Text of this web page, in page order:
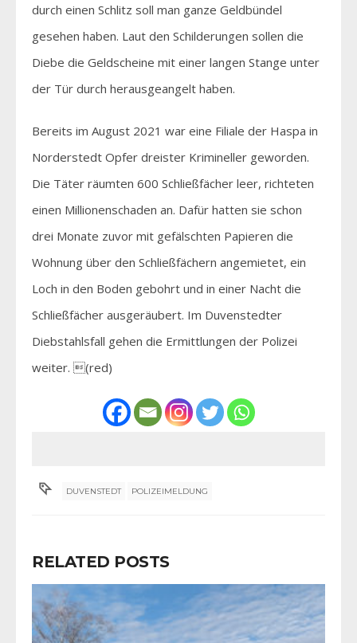
durch einen Schlitz soll man ganze Geldbündel
gesehen haben. Laut den Schilderungen sollen die
Diebe die Geldscheine mit einer langen Stange unter
der Tür durch herausgeangelt haben.
Bereits im August 2021 war eine Filiale der Haspa in
Norderstedt Opfer dreister Krimineller geworden.
Die Täter räumten 600 Schließfächer leer, richteten
einen Millionenschaden an. Dafür hatten sie schon
drei Monate zuvor mit gefälschten Papieren die
Wohnung über den Schließfächern angemietet, ein
Loch in den Boden gebohrt und in einer Nacht die
Schließfächer ausgeräubert. Im Duvenstedter
Diebstahlsfall gehen die Ermittlungen der Polizei
weiter. (red)
DUVENSTEDT POLIZEIMELDUNG
RELATED POSTS